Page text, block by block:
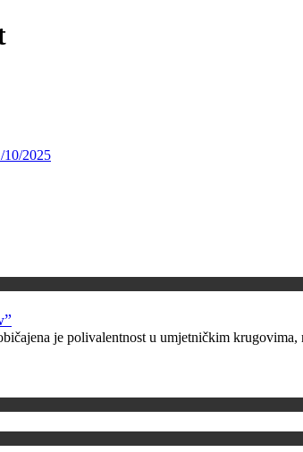
10/2025
je polivalentnost u umjetničkim